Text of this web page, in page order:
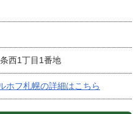
西1丁目1番地
ホフ札幌の詳細はこちら